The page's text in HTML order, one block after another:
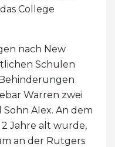
College
nach New
Schulen
Warren zwei
Alex. An dem
2 Jahre alt wurde,
an der Rutgers